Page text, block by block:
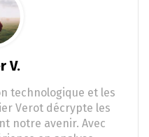
V.
technologique et les
Verot décrypte les
notre avenir. Avec